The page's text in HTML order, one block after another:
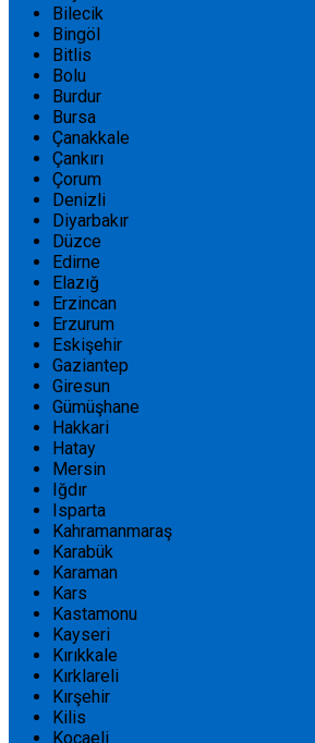
Bilecik
Bingöl
Bitlis
Bolu
Burdur
Bursa
Çanakkale
Çankırı
Çorum
Denizli
Diyarbakır
Düzce
Edirne
Elazığ
Erzincan
Erzurum
Eskişehir
Gaziantep
Giresun
Gümüşhane
Hakkari
Hatay
Mersin
Iğdır
Isparta
Kahramanmaraş
Karabük
Karaman
Kars
Kastamonu
Kayseri
Kırıkkale
Kırklareli
Kırşehir
Kilis
Kocaeli